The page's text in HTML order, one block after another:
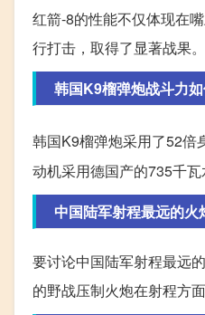
红箭-8的性能不仅体现在
行打击，取得了显著战果
韩国K9榴弹炮战斗力
韩国K9榴弹炮采用了52倍
动机采用德国产的735千瓦
中国陆军射程最远的火
要讨论中国陆军射程最远
的野战压制火炮在射程方